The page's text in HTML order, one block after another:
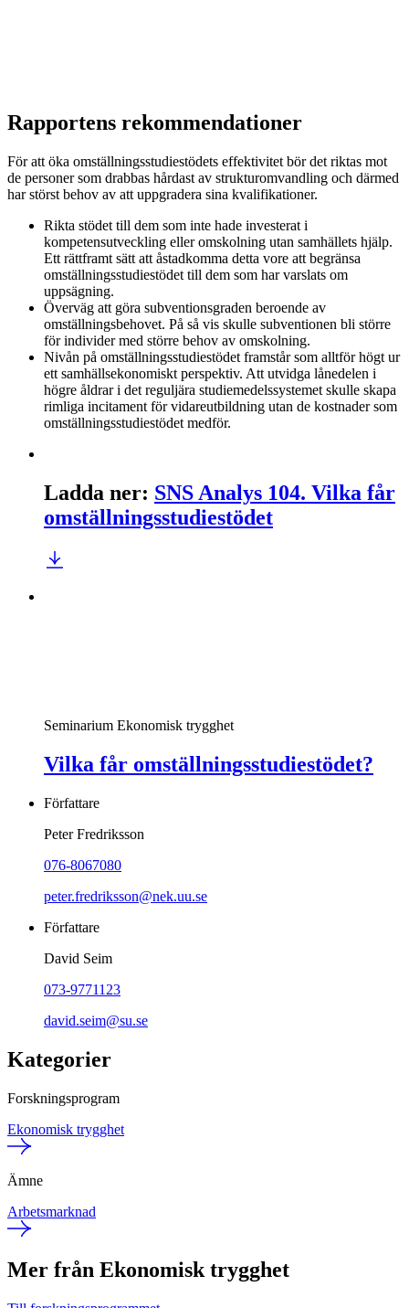
Rapportens rekommendationer
För att öka omställningsstudiestödets effektivitet bör det riktas mot
de personer som drabbas hårdast av strukturomvandling och därmed
har störst behov av att uppgradera sina kvalifikationer.
Rikta stödet till dem som inte hade investerat i
kompetensutveckling eller omskolning utan samhällets hjälp.
Ett rättframt sätt att åstadkomma detta vore att begränsa
omställningsstudiestödet till dem som har varslats om
uppsägning.
Överväg att göra subventionsgraden beroende av
omställningsbehovet. På så vis skulle subventionen bli större
för individer med större behov av omskolning.
Nivån på omställningsstudiestödet framstår som alltför högt ur
ett samhällsekonomiskt perspektiv. Att utvidga lånedelen i
högre åldrar i det reguljära studiemedelssystemet skulle skapa
rimliga incitament för vidareutbildning utan de kostnader som
omställningsstudiestödet medför.
Ladda ner: SNS Analys 104. Vilka får
omställningsstudiestödet
Seminarium Ekonomisk trygghet
Vilka får omställningsstudiestödet?
Författare
Peter Fredriksson
076-8067080
peter.fredriksson@nek.uu.se
Författare
David Seim
073-9771123
david.seim@su.se
Kategorier
Forskningsprogram
Ekonomisk trygghet
Ämne
Arbetsmarknad
Mer från Ekonomisk trygghet